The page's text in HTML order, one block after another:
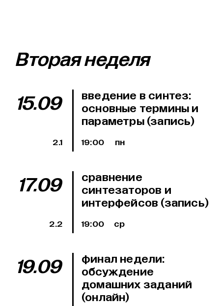
Вторая неделя
15.09
введение в синтез:
основные термины и
параметры (запись)
2.1 19:00 пн
17.09 сравнение
синтезаторов и
интерфейсов (запись)
2.2 19:00 ср
19.09 финал недели:
обсуждение
домашних заданий
(онлайн)